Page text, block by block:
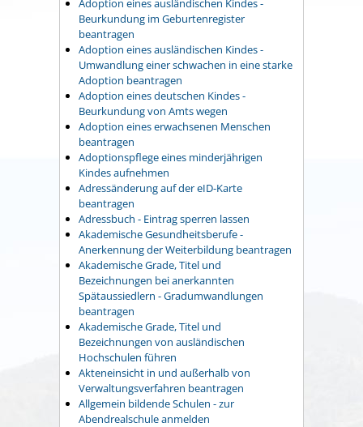
Beurkundung im Geburtenregister
beantragen
Adoption eines ausländischen Kindes -
Umwandlung einer schwachen in eine starke
Adoption beantragen
Adoption eines deutschen Kindes -
Beurkundung von Amts wegen
Adoption eines erwachsenen Menschen
beantragen
Adoptionspflege eines minderjährigen
Kindes aufnehmen
Adressänderung auf der eID-Karte
beantragen
Adressbuch - Eintrag sperren lassen
Akademische Gesundheitsberufe -
Anerkennung der Weiterbildung beantragen
Akademische Grade, Titel und
Bezeichnungen bei anerkannten
Spätaussiedlern - Gradumwandlungen
beantragen
Akademische Grade, Titel und
Bezeichnungen von ausländischen
Hochschulen führen
Akteneinsicht in und außerhalb von
Verwaltungsverfahren beantragen
Allgemein bildende Schulen - zur
Abendrealschule anmelden